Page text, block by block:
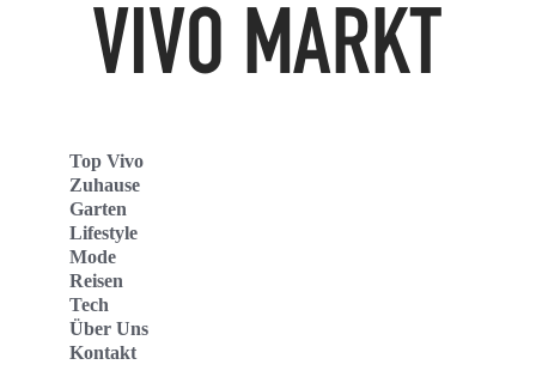
Top Vivo
Zuhause
Garten
Lifestyle
Mode
Reisen
Tech
Über Uns
Kontakt